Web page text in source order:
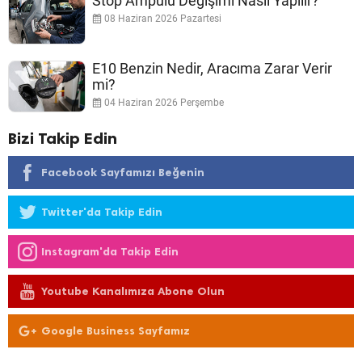
08 Haziran 2026 Pazartesi
E10 Benzin Nedir, Aracıma Zarar Verir
mi?
04 Haziran 2026 Perşembe
Bizi Takip Edin
Facebook Sayfamızı Beğenin
Twitter'da Takip Edin
Instagram'da Takip Edin
Youtube Kanalımıza Abone Olun
Google Business Sayfamız